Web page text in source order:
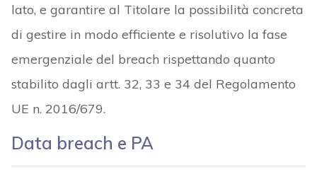
lato, e garantire al Titolare la possibilità concreta
di gestire in modo efficiente e risolutivo la fase
emergenziale del breach rispettando quanto
stabilito dagli artt. 32, 33 e 34 del Regolamento
UE n. 2016/679.
Data breach e PA